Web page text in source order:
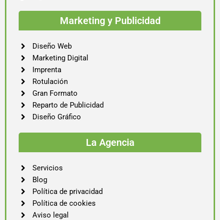
Marketing y Publicidad
Diseño Web
Marketing Digital
Imprenta
Rotulación
Gran Formato
Reparto de Publicidad
Diseño Gráfico
La Agencia
Servicios
Blog
Política de privacidad
Política de cookies
Aviso legal